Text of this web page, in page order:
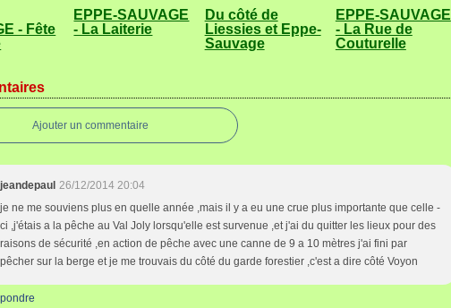
- Fête
EPPE-SAUVAGE
- La Laiterie
Du côté de
Liessies et Eppe-
Sauvage
EPPE-SAUVAGE
- La Rue de
Couturelle
Ajouter un commentaire
jeandepaul 26/12/2014 20:04
je ne me souviens plus en quelle année ,mais il y a eu une crue plus importante que celle -
ci ,j'étais a la pêche au Val Joly lorsqu'elle est survenue ,et j'ai du quitter les lieux pour des
raisons de sécurité ,en action de pêche avec une canne de 9 a 10 mètres j'ai fini par
pêcher sur la berge et je me trouvais du côté du garde forestier ,c'est a dire côté Voyon